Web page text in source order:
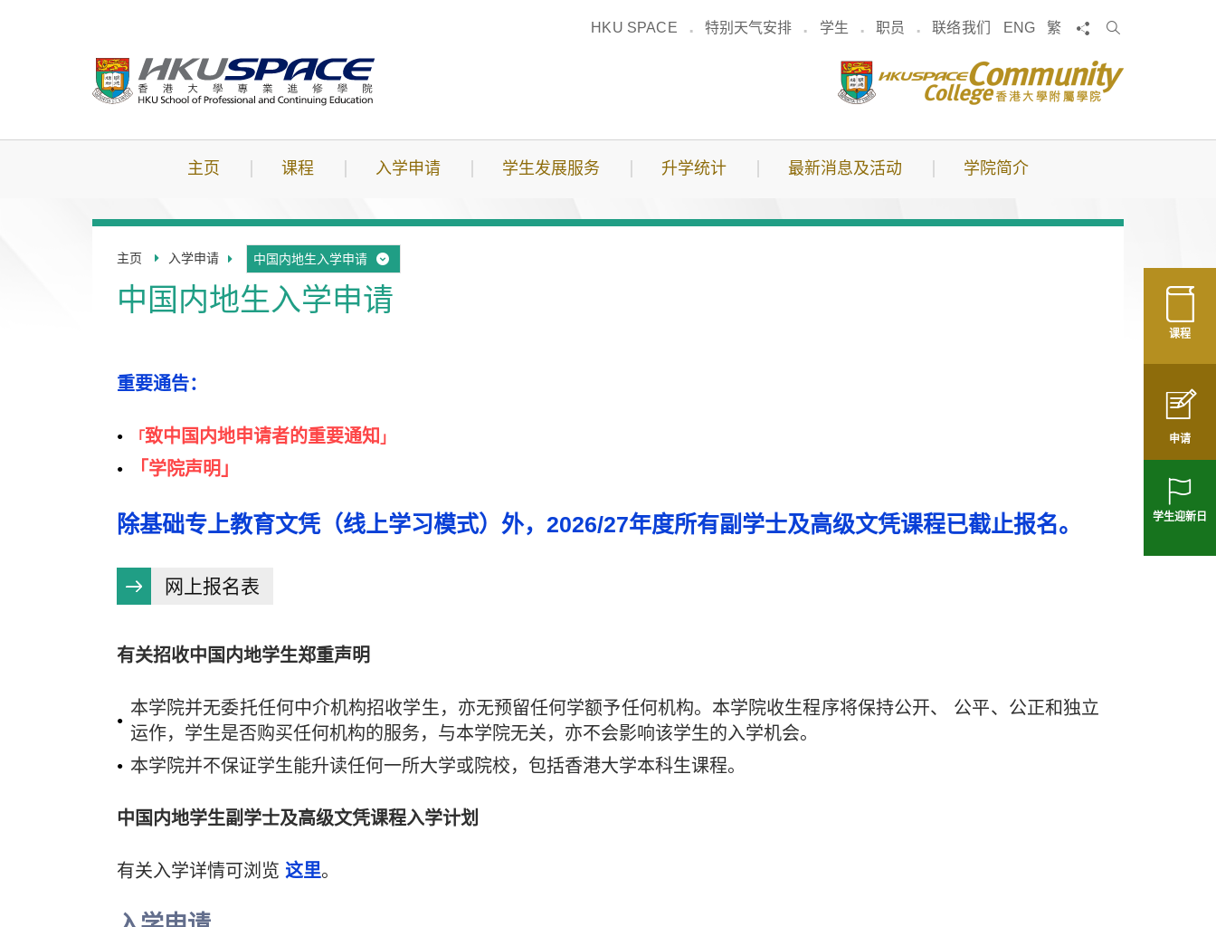
HKU SPACE 特别天气安排 学生 职员 联络我们 ENG 繁 分享
搜
主页 课程 入学申请 学生发展服务 升学统计 最新消息及活动 学院简介
课程
申请
学生迎新日
主页 入学申请 中国内地生入学申请
中国内地生入学申请
重要通告：
「致中国内地申请者的重要通知 」
「 学院声明 」
除基础专上教育文凭（线上学习模式）外，2026/27年度所有副学士及高级文凭课程已截止报名。
网上报名表
有关招收中国内地学生郑重声明
本学院并无委托任何中介机构招收学生，亦无预留任何学额予任何机构。本学院收生程序将保持公开、 公平、公正和独立
运作，学生是否购买任何机构的服务，与本学院无关，亦不会影响该学生的入学机会。
本学院并不保证学生能升读任何一所大学或院校，包括香港大学本科生课程。
中国内地学生副学士及高级文凭课程入学计划
有关入学详情可浏览 这里。